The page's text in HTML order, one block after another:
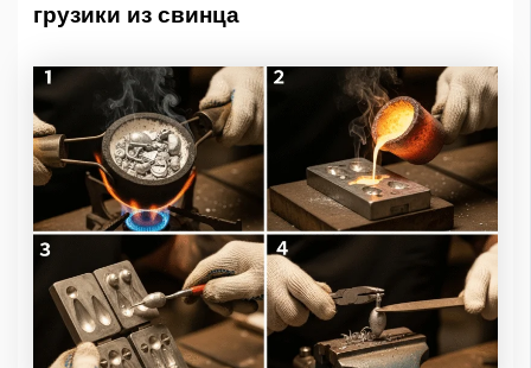
грузики из свинца